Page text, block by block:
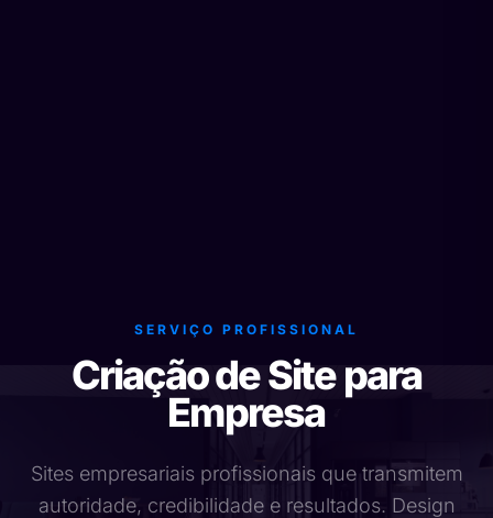
SERVIÇO PROFISSIONAL
Criação de Site para
Empresa
Sites empresariais profissionais que transmitem
autoridade, credibilidade e resultados. Design